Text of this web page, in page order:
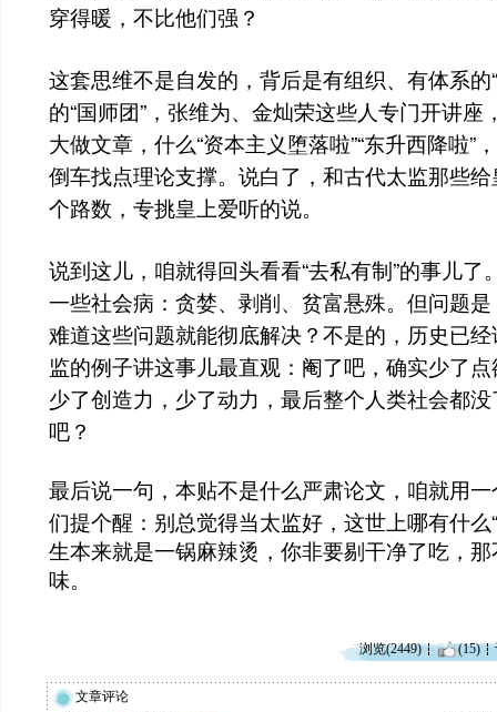
穿得暖，不比他们强？
这套思维不是自发的，背后是有组织、有体系的
的“国师团”，张维为、金灿荣这些人专门开讲
大做文章，什么“资本主义堕落啦”“东升西降啦”
倒车找点理论支撑。说白了，和古代太监那些
个路数，专挑皇上爱听的说。
说到这儿，咱就得回头看看“去私有制”的事儿
一些社会病：贪婪、剥削、贫富悬殊。但问题
难道这些问题就能彻底解决？不是的，历史已
监的例子讲这事儿最直观：阉了吧，确实少了
少了创造力，少了动力，最后整个人类社会都
吧？
最后说一句，本贴不是什么严肃论文，咱就用
们提个醒：别总觉得当太监好，这世上哪有什么“
生本来就是一锅麻辣烫，你非要剔干净了吃，
味。
浏览(2449) (15)
文章评论